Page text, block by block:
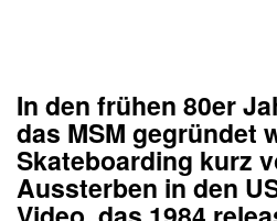
In den frühen 80er
das MSM gegründet
Skateboarding kurz
Aussterben in den